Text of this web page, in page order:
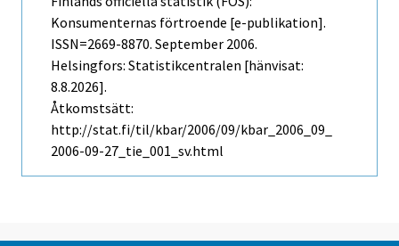
Konsumenternas förtroende [e-publikation].
ISSN=2669-8870. September 2006.
Helsingfors: Statistikcentralen [hänvisat:
8.8.2026].
Åtkomstsätt:
http://stat.fi/til/kbar/2006/09/kbar_2006_09_
2006-09-27_tie_001_sv.html